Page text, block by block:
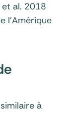
al. 2018
l’Amérique
à